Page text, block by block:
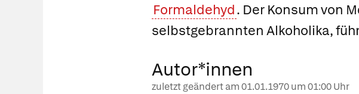
Formaldehyd. Der Konsum von
selbstgebrannten Alkoholika,
Autor*innen
zuletzt geändert am01.01.1970um 01:00 Uhr